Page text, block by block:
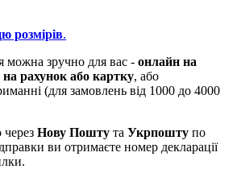
розмірів.
можна зручно для вас - онлайн на
рахунок або картку, або
(для замовлень від 1000 до 4000
Нову Пошту та Укрпошту по
ви отримаєте номер декларації